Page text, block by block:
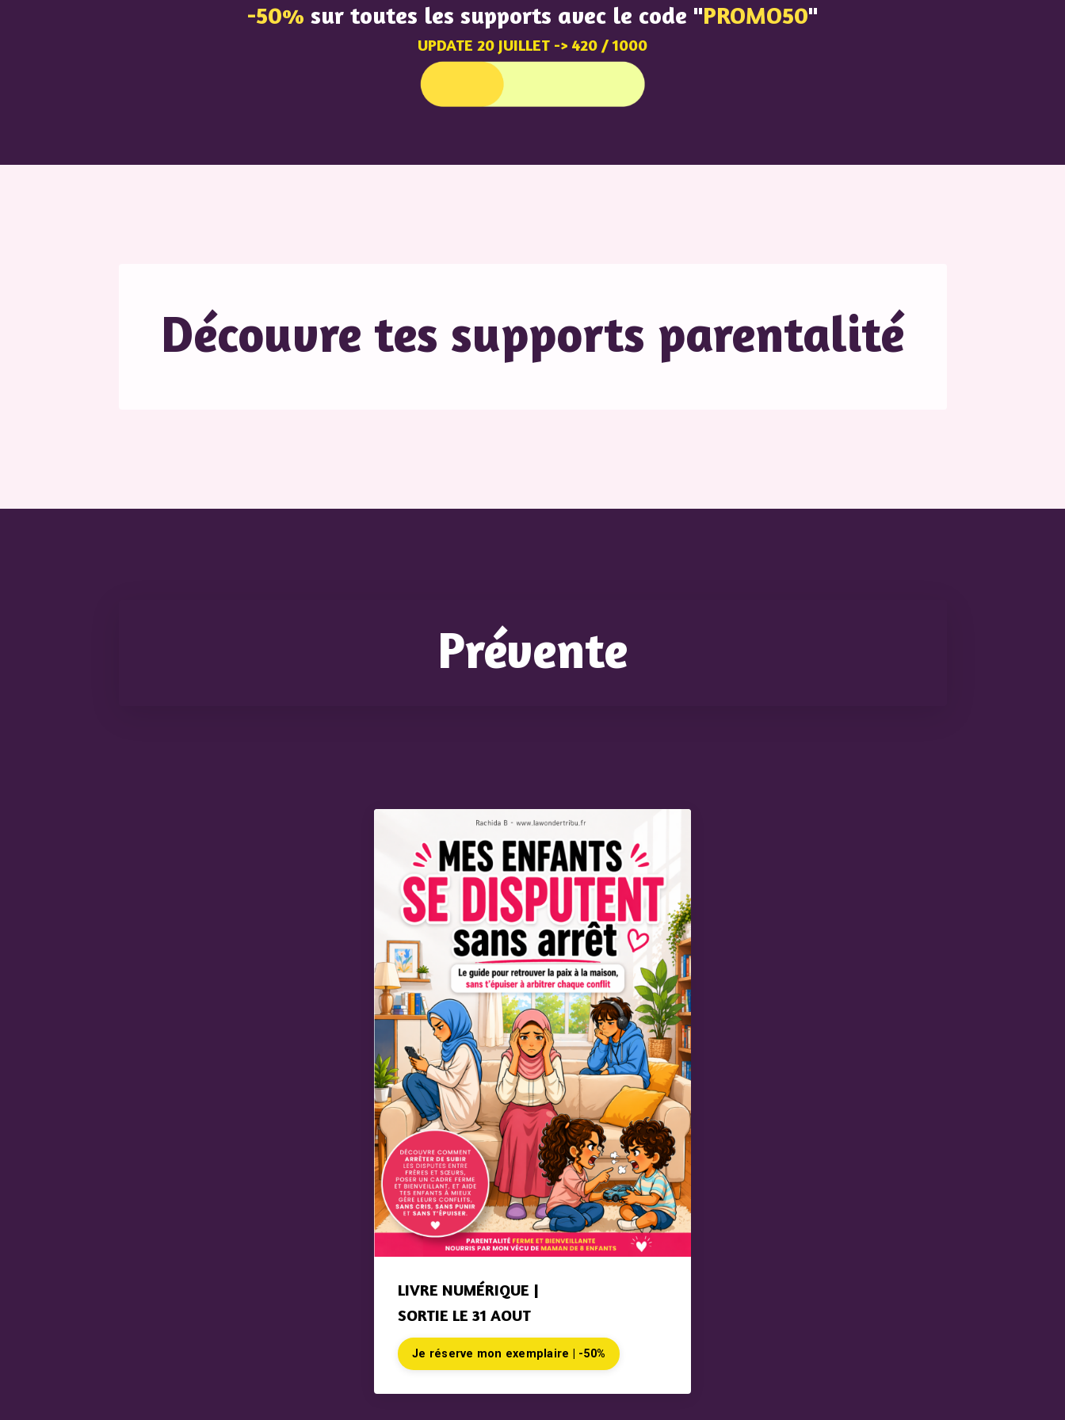
-50% sur toutes les supports avec le code "PROMO50"
UPDATE 20 JUILLET -> 420 / 1000
Découvre tes supports parentalité
Prévente
LIVRE NUMÉRIQUE |
SORTIE LE 31 AOUT
Je réserve mon exemplaire | -50%